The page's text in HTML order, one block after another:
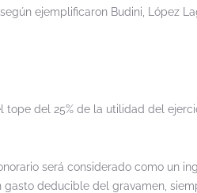
ejemplificaron Budini, López
tope del 25% de la utilidad del
será considerado como un
deducible del gravamen,